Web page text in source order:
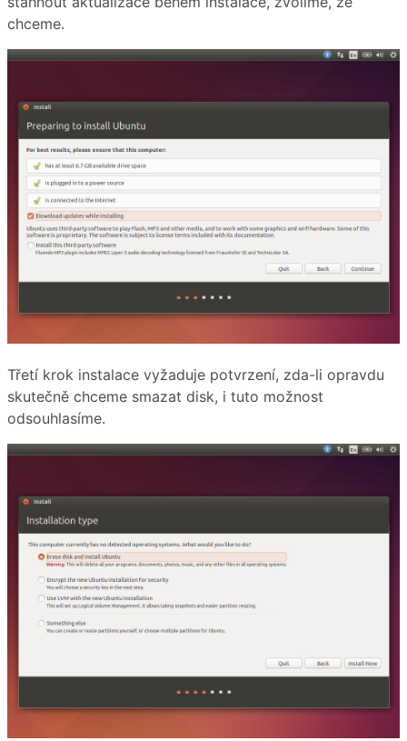
chceme.
Třetí krok instalace vyžaduje potvrzení, zda-li opravdu
skutečně chceme smazat disk, i tuto možnost
odsouhlasíme.